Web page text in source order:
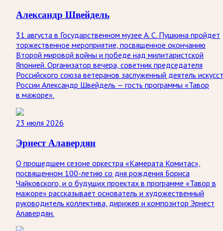
Александр Швейдель
31 августа в Государственном музее А. С. Пушкина пройдет
торжественное мероприятие, посвященное окончанию
Второй мировой войны и победе над милитаристской
Японией. Организатор вечера, советник председателя
Российского союза ветеранов заслуженный деятель
России Александр Швейдель — гость программы «Тавор
в мажоре».
23 июля 2026
Эрнест Алавердян
О прошедшем сезоне оркестра «Камерата Комитас»,
посвященном 100-летию со дня рождения Бориса
Чайковского, и о будущих проектах в программе «Тавор в
мажоре» рассказывает основатель и художественный
руководитель коллектива, дирижер и композитор Эрнест
Алавердян.